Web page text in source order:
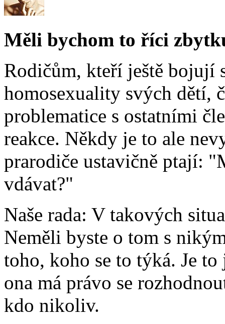
Měli bychom to říci
Rodičům, kteří ještě bojují
homosexuality svých dětí,
problematice s ostatními
reakce. Někdy je to ale
prarodiče ustavičně ptají:
vdávat?"
Naše rada: V takových
Neměli byste o tom s
toho, koho se to týká. Je
ona má právo se
kdo nikoliv.